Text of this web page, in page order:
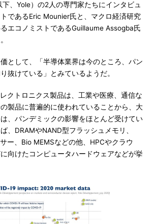
、Yole）の2人の専門家たちにインタビュ
であるEric Mounier氏と、マクロ経済研究
エコノミストであるGuillaume Assogba氏
として、「半導体業界は今のところ、パン
抜けている」とみているようだ。
クトロニクス製品は、工業や医療、通信な
製品に普遍的に使われていることから、大
、パンデミックの影響をほとんど受けてい
、DRAMやNAND型フラッシュメモリ、
ー、Bio MEMSなどの他、HPCやクラウ
向けたコンピュータハードウェアなどが挙